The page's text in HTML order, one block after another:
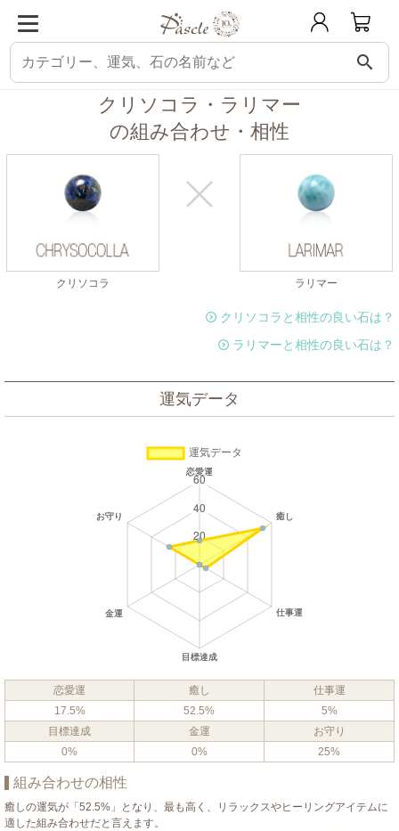
search
パスクル 組み合わせ・相性チェック クリソコラと相性の良い石 クリソ
クリソコラ・ラリマー
の組み合わせ・相性
クリソコラ ラリマー
クリソコラと相性の良い石は？
ラリマーと相性の良い石は？
運気データ
恋愛運 癒し
仕事運
17.5%
52.5%
5%
目標達成
金運
お守り
0%
0% 25%
組み合わせの相性
癒しの運気が「52.5%」となり、最も高く、リラックスやヒーリングアイテムに
適した組み合わせだと言えます。